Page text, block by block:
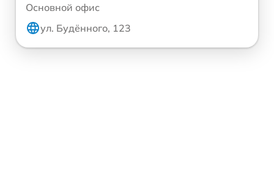
Основной офис
ул. Будённого, 123